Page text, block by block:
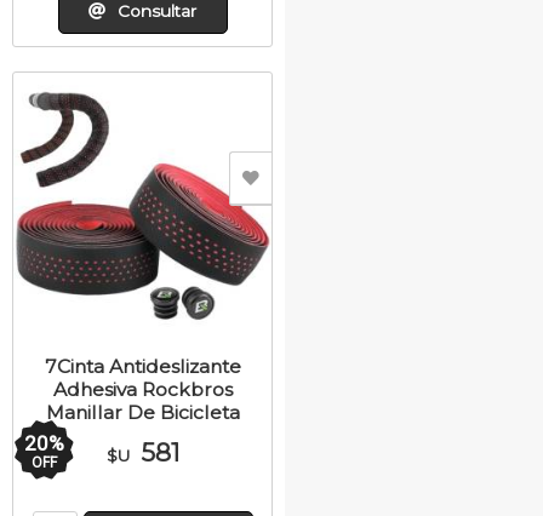
Consultar
7Cinta Antideslizante
Adhesiva Rockbros
Manillar De Bicicleta
20%
OFF $U 581